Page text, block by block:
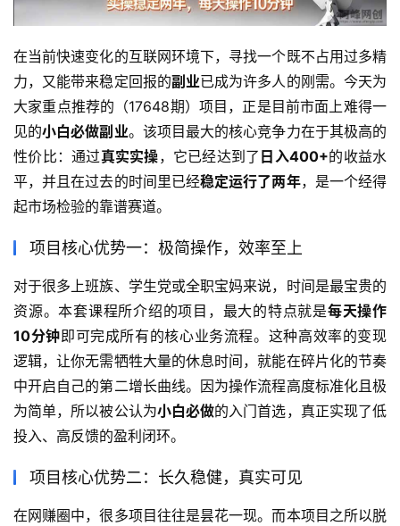
在当前快速变化的互联网环境下，寻找一个既不占用过多精
力，又能带来稳定回报的副业已成为许多人的刚需。今天为
大家重点推荐的（17648期）项目，正是目前市面上难得一
见的小白必做副业。该项目最大的核心竞争力在于其极高的
性价比：通过真实实操，它已经达到了 日入400+的收益水
平，并且在过去的时间里已经稳定运行了两年，是一个经得
起市场检验的靠谱赛道。
项目核心优势一：极简操作，效率至上
对于很多上班族、学生党或全职宝妈来说，时间是最宝贵的
资源。本套课程所介绍的项目，最大的特点就是每天操作
10分钟即可完成所有的核心业务流程。这种高效率的变现
逻辑，让你无需牺牲大量的休息时间，就能在碎片化的节奏
中开启自己的第二增长曲线。因为操作流程高度标准化且极
为简单，所以被公认为小白必做的入门首选，真正实现了低
投入、高反馈的盈利闭环。
项目核心优势二：长久稳健，真实可见
在网赚圈中，很多项目往往是昙花一现。而本项目之所以脱